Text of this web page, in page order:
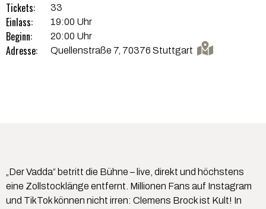
Tickets: 33
Einlass: 19:00 Uhr
Beginn: 20:00 Uhr
Adresse: Quellenstraße 7, 70376 Stuttgart
„Der Vadda“ betritt die Bühne – live, direkt und höchstens
eine Zollstocklänge entfernt. Millionen Fans auf Instagram
und TikTok können nicht irren: Clemens Brock ist Kult! In